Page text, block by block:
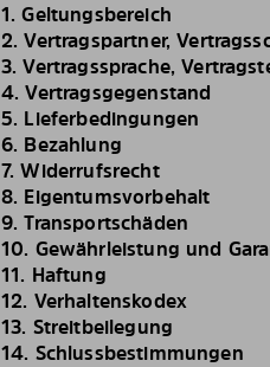
1.Geltungsbereich
2.Vertragspartner,
3.Vertragssprache,
4.Vertragsgegenstand
5. Lieferbedingungen
6. Bezahlung
7.Widerrufsrecht
8. Eigentumsvorbehalt
9.Transportschäden
10. Gewährleistung und
11. Haftung
12. Verhaltenskodex
13. Streitbeilegung
14. Schlussbestimmungen